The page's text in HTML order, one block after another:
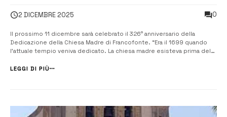
2 DICEMBRE 2025 0
Il prossimo 11 dicembre sarà celebrato il 326° anniversario della
Dedicazione della Chiesa Madre di Francofonte. “Era il 1699 quando
l’attuale tempio veniva dedicato. La chiesa madre esisteva prima del
secoli avvenire. Ma proprio quell’evento sismico ne provocò il ...
LEGGI DI PIÙ